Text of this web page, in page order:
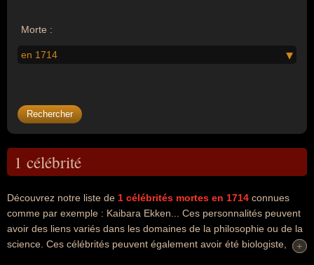
Morte :
en 1714
1 célébrité
Découvrez notre liste de 1 célébrités mortes en 1714 connues
comme par exemple : Kaibara Ekken... Ces personnalités peuvent
avoir des liens variés dans les domaines de la philosophie ou de la
science. Ces célébrités peuvent également avoir été biologiste,
+
+